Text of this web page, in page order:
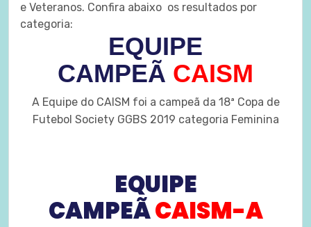
e Veteranos. Confira abaixo os resultados por
categoria:
EQUIPE
CAMPEÃ CAISM
A Equipe do CAISM foi a campeã da 18ª Copa de
Futebol Society GGBS 2019 categoria Feminina
EQUIPE
CAMPEÃCAISM-A